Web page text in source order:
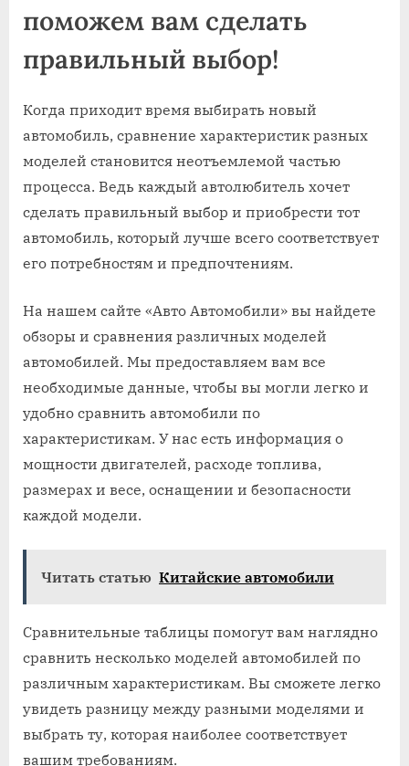
поможем вам сделать
правильный выбор!
Когда приходит время выбирать новый
автомобиль, сравнение характеристик разных
моделей становится неотъемлемой частью
процесса. Ведь каждый автолюбитель хочет
сделать правильный выбор и приобрести тот
автомобиль, который лучше всего соответствует
его потребностям и предпочтениям.
На нашем сайте «Авто Автомобили» вы найдете
обзоры и сравнения различных моделей
автомобилей. Мы предоставляем вам все
необходимые данные, чтобы вы могли легко и
удобно сравнить автомобили по
характеристикам. У нас есть информация о
мощности двигателей, расходе топлива,
размерах и весе, оснащении и безопасности
каждой модели.
Читать статью Китайские автомобили
Сравнительные таблицы помогут вам наглядно
сравнить несколько моделей автомобилей по
различным характеристикам. Вы сможете легко
увидеть разницу между разными моделями и
выбрать ту, которая наиболее соответствует
вашим требованиям.